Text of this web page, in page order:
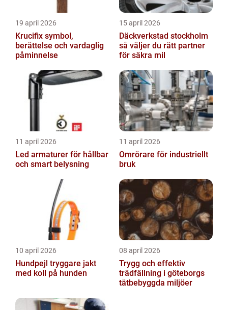
19 april 2026
Krucifix symbol,
berättelse och vardaglig
påminnelse
15 april 2026
Däckverkstad stockholm
så väljer du rätt partner
för säkra mil
11 april 2026
Led armaturer för hållbar
och smart belysning
11 april 2026
Omrörare för industriellt
bruk
10 april 2026
Hundpejl tryggare jakt
med koll på hunden
08 april 2026
Trygg och effektiv
trädfällning i göteborgs
tätbebyggda miljöer